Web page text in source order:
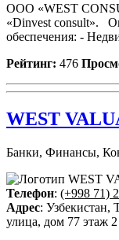
ООО «WEST
«Dinvest consult».
обеспечения: -
Рейтинг: 476
WEST
Банки, Финансы,
Телефон: (+998 71)
Адрес: Узбекистан,
улица, дом 77 этаж 2